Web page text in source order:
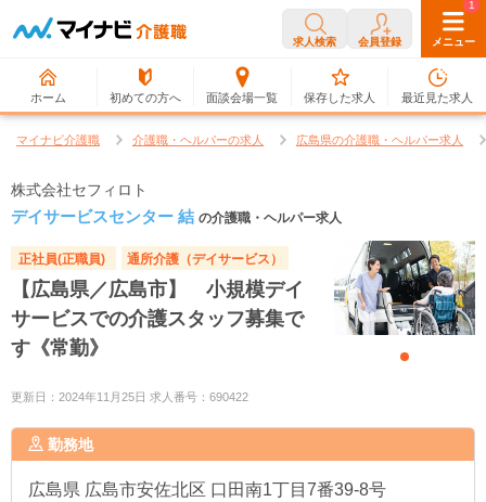
求人検索 会員登録 メニュー
ホーム 初めての方へ 面談会場一覧
0
保存した求人
1
最近見た求人
マイナビ介護職 介護職・ヘルパーの求人 広島県の介護職・ヘルパー求人
株式会社セフィロト
デイサービスセンター 結 の介護職・ヘルパー求人
正社員(正職員) 通所介護（デイサービス）
【広島県／広島市】 小規模デイ
サービスでの介護スタッフ募集で
す《常勤》
更新日：2024年11月25日 求人番号：690422
勤務地
広島県 広島市安佐北区 口田南1丁目7番39-8号